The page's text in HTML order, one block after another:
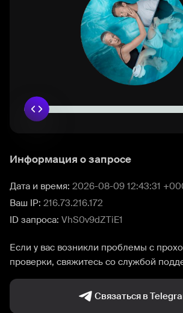
Информация о запросе
Дата и время: 2026-08-09 12:43:31
Ваш IP: 216.73.216.172
ID запроса: VhS0v9dZTiE1
Если у вас возникли проблемы с
проверки, свяжитесь со службой
Связаться в